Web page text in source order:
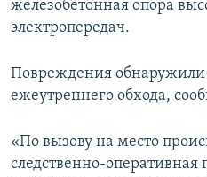
железобетонная опора
электропередач.
Повреждения обнаружили
ежеутреннего обхода,
«По вызову на место
следственно-оперативная